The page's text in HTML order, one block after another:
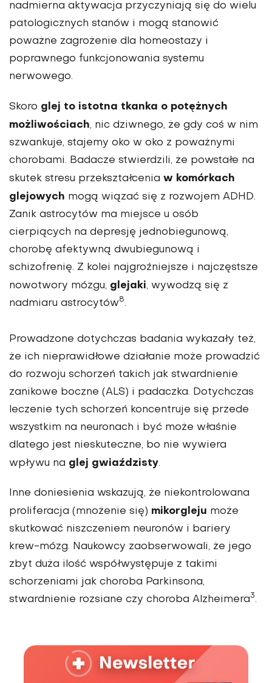
nadmierna aktywacja przyczyniają się do wielu
patologicznych stanów i mogą stanowić
poważne zagrożenie dla homeostazy i
poprawnego funkcjonowania systemu
nerwowego.
Skoro glej to istotna tkanka o potężnych
możliwościach, nic dziwnego, że gdy coś w nim
szwankuje, stajemy oko w oko z poważnymi
chorobami. Badacze stwierdzili, że powstałe na
skutek stresu przekształcenia w komórkach
glejowych mogą wiązać się z rozwojem ADHD.
Zanik astrocytów ma miejsce u osób
cierpiących na depresję jednobiegunową,
chorobę afektywną dwubiegunową i
schizofrenię. Z kolei najgroźniejsze i najczęstsze
nowotwory mózgu, glejaki, wywodzą się z
nadmiaru astrocytów8.
Prowadzone dotychczas badania wykazały też,
że ich nieprawidłowe działanie może prowadzić
do rozwoju schorzeń takich jak stwardnienie
zanikowe boczne (ALS) i padaczka. Dotychczas
leczenie tych schorzeń koncentruje się przede
wszystkim na neuronach i być może właśnie
dlatego jest nieskuteczne, bo nie wywiera
wpływu na glej gwiaździsty.
Inne doniesienia wskazują, że niekontrolowana
proliferacja (mnożenie się) mikorgleju może
skutkować niszczeniem neuronów i bariery
krew-mózg. Naukowcy zaobserwowali, że jego
zbyt duża ilość współwystępuje z takimi
schorzeniami jak choroba Parkinsona,
stwardnienie rozsiane czy choroba Alzheimera3.